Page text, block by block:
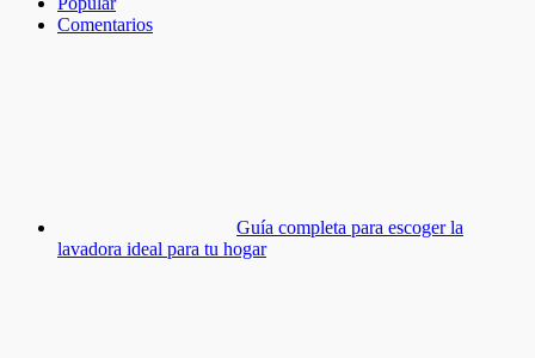
Comentarios
Guía completa para escoger la
lavadora ideal para tu hogar